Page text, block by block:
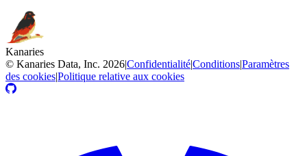
Kanaries
© Kanaries Data, Inc. 2026|Confidentialité|Conditions|Paramètres
des cookies|Politique relative aux cookies